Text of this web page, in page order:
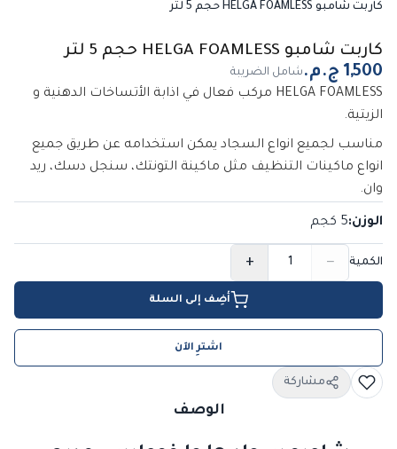
كاربت شامبو HELGA FOAMLESS حجم 5 لتر
كاربت شامبو HELGA FOAMLESS حجم 5 لتر
شامل الضريبة
HELGA FOAMLESS مركب فعال في اذابة الأتساخات الدهنية و
الزيتية.
مناسب لجميع انواع السجاد يمكن استخدامه عن طريق جميع
انواع ماكينات التنظيف مثل ماكينة التونتك، سنجل دسك، ريد
وان.
الوزن:5 كجم
الكمية −
+
أضِف إلى السلة
اشترِ الآن
مشاركة
الوصف